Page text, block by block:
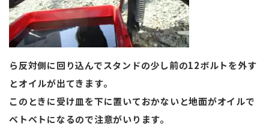
ら反対側に回り込んでスタンドの少し前の12ボルトを外す
とオイルが出てきます。
このときに受け皿を下に置いておかないと地面がオイルで
ベトベトになるので注意がいります。